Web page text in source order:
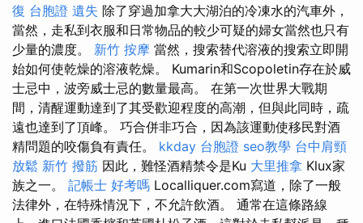
復 台胞證 遺失 除了穿過加拿大大湖泊的冷凍水的汽車外，
當然，走私到衣服和日常物品的較少可疑的婦女當然也只有
少量的濃度。 新竹 按摩 當然，搜索替代溶液的搜索立即開
始如何使乾燥的溶液乾燥。 Kumarin和Scopoletin存在於威
士忌中，波旁威士忌的數量最高。 在第一次世界大戰期
間，清醒運動達到了其受歡迎程度的高潮，但與此同時，疏
遠也達到了頂峰。 巧合併非巧合，因為該運動使移民對酒
精問題的咬傷負有責任。 kkday 台胞證 seo教學 台中肩頸
放鬆 新竹 撥筋 因此，難怪酒精禁令是Ku 大里推拿 Klux家
族之一。 記帳士 好考嗎 Localliquer.com寫道，除了一般
法律外，在特殊情況下，不允許飲酒。 通常在這條路線